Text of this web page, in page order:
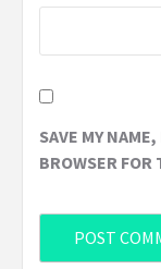
SAVE MY
BROWSER